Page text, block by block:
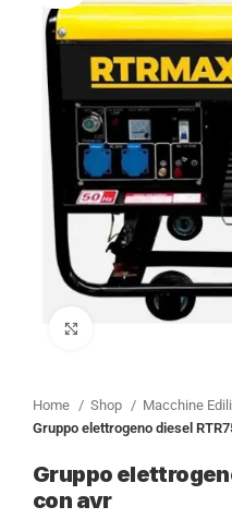
Home Shop Macchine Edili
Gruppo elettrogeno diesel
Gruppo
con avr